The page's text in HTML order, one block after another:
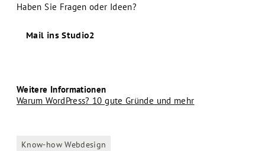
Haben Sie Fragen oder Ideen?
Mail ins Studio2
Weitere Informationen
Warum WordPress? 10 gute Gründe und mehr
Know-how Webdesign